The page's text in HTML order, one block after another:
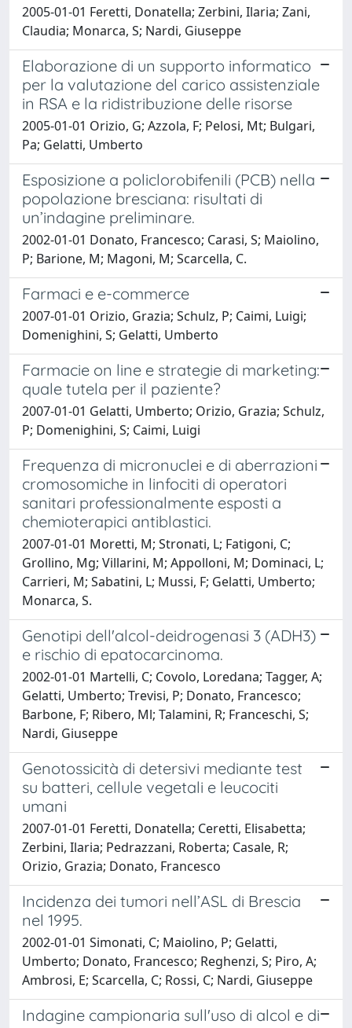
2005-01-01 Feretti, Donatella; Zerbini, Ilaria; Zani,
Claudia; Monarca, S; Nardi, Giuseppe
Elaborazione di un supporto informatico
per la valutazione del carico assistenziale
in RSA e la ridistribuzione delle risorse
2005-01-01 Orizio, G; Azzola, F; Pelosi, Mt; Bulgari,
Pa; Gelatti, Umberto
Esposizione a policlorobifenili (PCB) nella
popolazione bresciana: risultati di
un’indagine preliminare.
2002-01-01 Donato, Francesco; Carasi, S; Maiolino,
P; Barione, M; Magoni, M; Scarcella, C.
Farmaci e e-commerce
2007-01-01 Orizio, Grazia; Schulz, P; Caimi, Luigi;
Domenighini, S; Gelatti, Umberto
Farmacie on line e strategie di marketing:
quale tutela per il paziente?
2007-01-01 Gelatti, Umberto; Orizio, Grazia; Schulz,
P; Domenighini, S; Caimi, Luigi
Frequenza di micronuclei e di aberrazioni
cromosomiche in linfociti di operatori
sanitari professionalmente esposti a
chemioterapici antiblastici.
2007-01-01 Moretti, M; Stronati, L; Fatigoni, C;
Grollino, Mg; Villarini, M; Appolloni, M; Dominaci, L;
Carrieri, M; Sabatini, L; Mussi, F; Gelatti, Umberto;
Monarca, S.
Genotipi dell'alcol-deidrogenasi 3 (ADH3)
e rischio di epatocarcinoma.
2002-01-01 Martelli, C; Covolo, Loredana; Tagger, A;
Gelatti, Umberto; Trevisi, P; Donato, Francesco;
Barbone, F; Ribero, Ml; Talamini, R; Franceschi, S;
Nardi, Giuseppe
Genotossicità di detersivi mediante test
su batteri, cellule vegetali e leucociti
umani
2007-01-01 Feretti, Donatella; Ceretti, Elisabetta;
Zerbini, Ilaria; Pedrazzani, Roberta; Casale, R;
Orizio, Grazia; Donato, Francesco
Incidenza dei tumori nell’ASL di Brescia
nel 1995.
2002-01-01 Simonati, C; Maiolino, P; Gelatti,
Umberto; Donato, Francesco; Reghenzi, S; Piro, A;
Ambrosi, E; Scarcella, C; Rossi, C; Nardi, Giuseppe
Indagine campionaria sull'uso di alcol e di